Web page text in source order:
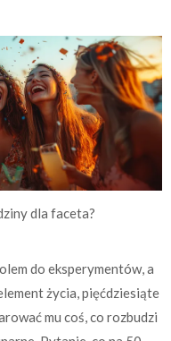
dla faceta?
do eksperymentów, a
życia, pięćdziesiąte
mu coś, co rozbudzi